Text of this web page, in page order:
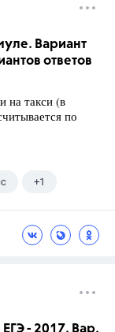
Вариант
ответов
на такси (в
по
+1
- 2017. Вар.